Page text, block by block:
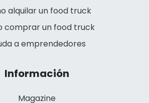
alquilar un food truck
comprar un food truck
a emprendedores
Información
Magazine